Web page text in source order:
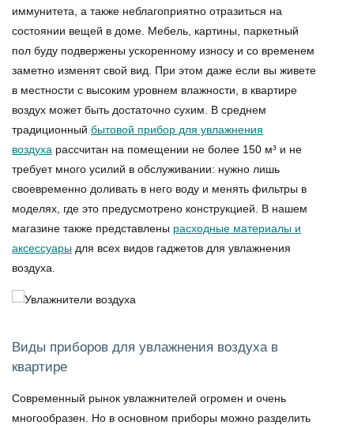
иммунитета, а также неблагоприятно отразиться на
состоянии вещей в доме. Мебель, картины, паркетный
пол буду подвержены ускоренному износу и со временем
заметно изменят свой вид. При этом даже если вы живете
в местности с высоким уровнем влажности, в квартире
воздух может быть достаточно сухим. В среднем
традиционный бытовой прибор для увлажнения
воздуха рассчитан на помещении не более 150 м³ и не
требует много усилий в обслуживании: нужно лишь
своевременно доливать в него воду и менять фильтры в
моделях, где это предусмотрено конструкцией. В нашем
магазине также представлены расходные материалы и
аксессуары для всех видов гаджетов для увлажнения
воздуха.
Виды приборов для увлажнения воздуха в
квартире
Современный рынок увлажнителей огромен и очень
многообразен. Но в основном приборы можно разделить